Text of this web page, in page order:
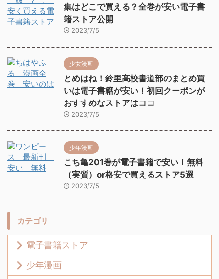
集はどこで買える？全巻が安い電子書
籍ストア公開
2023/7/5
少女漫画
とめはね！鈴里高校書道部のまとめ買
いは電子書籍が安い！初回クーポンが
おすすめなストアはココ
2023/7/5
少年漫画
こち亀201巻が電子書籍で安い！無料
（実質）or格安で買えるストア5選
2023/7/5
カテゴリ
電子書籍ストア
少年漫画